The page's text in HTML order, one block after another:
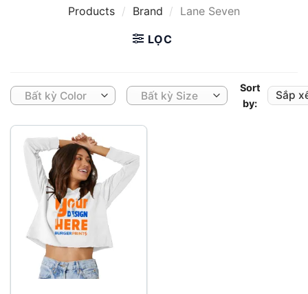
Products / Brand / Lane Seven
LỌC
Bất kỳ Color Bất kỳ Size
Sort
by: